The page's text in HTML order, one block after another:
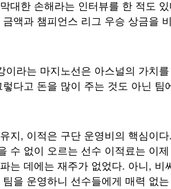
대한 손해라는 인터뷰를 한 적도
액과 챔피언스 리그 우승 상금을
이라는 마지노선은 아스널의 가치
다고 돈을 많이 주는 것도 아닌
지, 이적은 구단 운영비의 핵심이
수 없이 오르는 선수 이적료는 이
는 데에는 재주가 없었다. 아니,
을 운영하니 선수들에게 매력 없